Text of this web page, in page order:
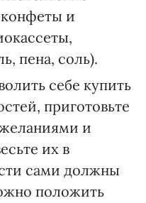
конфеты и
пена, соль).
себе купить
приготовьте
и
их в
сами должны
положить